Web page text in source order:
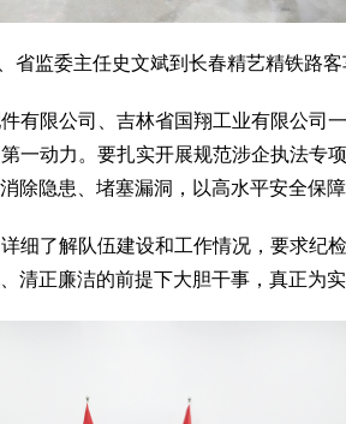
省监委主任史文斌到长春精艺精铁路客
限公司、吉林省国翔工业有限公司
一动力。要扎实开展规范涉企执法专
隐患、堵塞漏洞，以高水平安全保障
了解队伍建设和工作情况，要求纪
正廉洁的前提下大胆干事，真正为